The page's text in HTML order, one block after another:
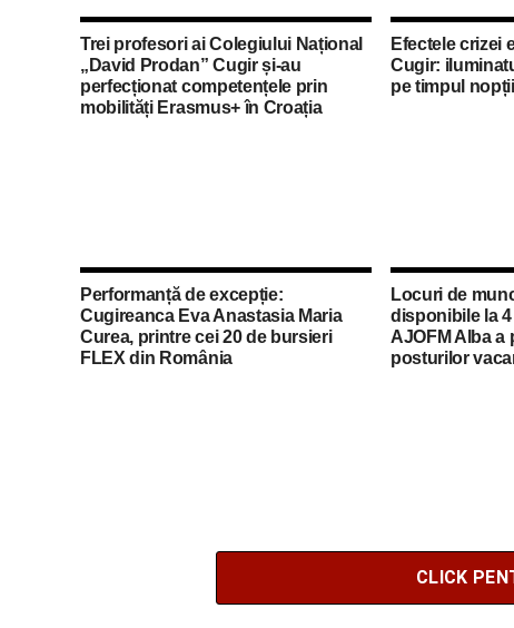
Trei profesori ai Colegiului Național
„David Prodan” Cugir și-au
perfecționat competențele prin
mobilități Erasmus+ în Croația
Efectele crizei
Cugir:
pe timpul nopții
Performanță de excepție:
Cugireanca Eva Anastasia Maria
Curea, printre cei 20 de bursieri
FLEX din România
Locuri de
disponibile la
AJOFM Alba a
posturilor
CLICK